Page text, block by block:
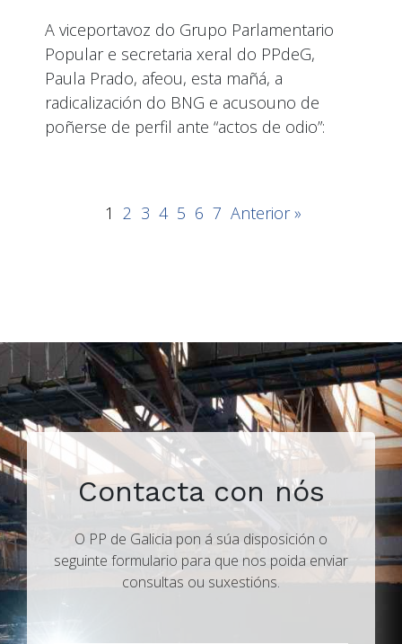
A viceportavoz do Grupo Parlamentario
Popular e secretaria xeral do PPdeG,
Paula Prado, afeou, esta mañá, a
radicalización do BNG e acusouno de
poñerse de perfil ante “actos de odio”:
1 2 3 4 5 6 7 Anterior »
Contacta con nós
O PP de Galicia pon á súa disposición o
seguinte formulario para que nos poida enviar
consultas ou suxestións.